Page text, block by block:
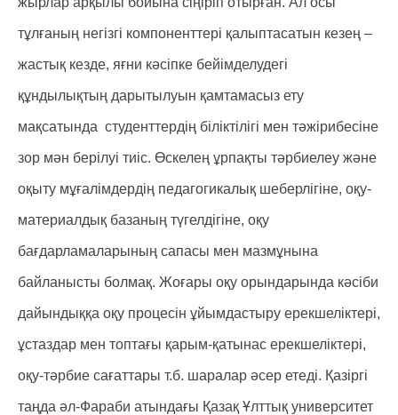
тұлғаның негізгі компоненттері қалыптасатын кезең –
жастық кезде, яғни кәсіпке бейімделудегі
құндылықтың дарытылуын қамтамасыз ету
мақсатында студенттердің біліктілігі мен тәжірибесіне
зор мән берілуі тиіс. Өскелең ұрпақты тəрбиелеу жəне
оқыту мұғалімдердің педагогикалық шеберлігіне, оқу-
материалдық базаның түгелдігіне, оқу
бағдарламаларының сапасы мен мазмұнына
байланысты болмақ. Жоғары оқу орындарында кəсіби
дайындыққа оқу процесін ұйымдастыру ерекшеліктері,
ұстаздар мен топтағы қарым-қатынас ерекшеліктері,
оқу-тəрбие сағаттары т.б. шаралар əсер етеді. Қазіргі
таңда әл-Фараби атындағы Қазақ Ұлттық университет